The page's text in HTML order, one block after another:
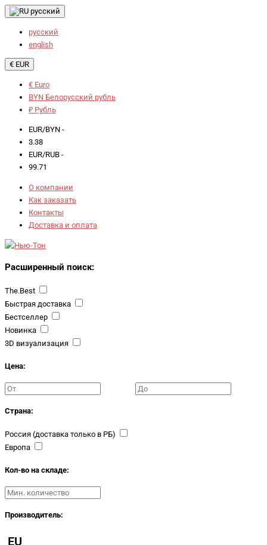
русский
русский
english
€ EUR
€ Euro
BYN Белорусский рубль
₽ Рубль
EUR/BYN -
3.38
EUR/RUB -
99.71
О компании
Как заказать
Контакты
Доставка и оплата
Расширенный поиск:
The.Best
Быстрая доставка
Бестселлер
Новинка
3D визуализация
Цена:
Страна:
Россия (доставка только в РБ)
Европа
Кол-во на складе:
Производитель:
EU